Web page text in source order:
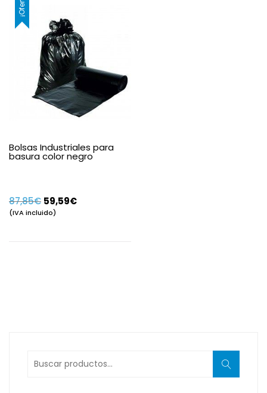
Bolsas Industriales para
basura color negro
87,85€ El
precio
59,59€El
(IVA incluido)
por: